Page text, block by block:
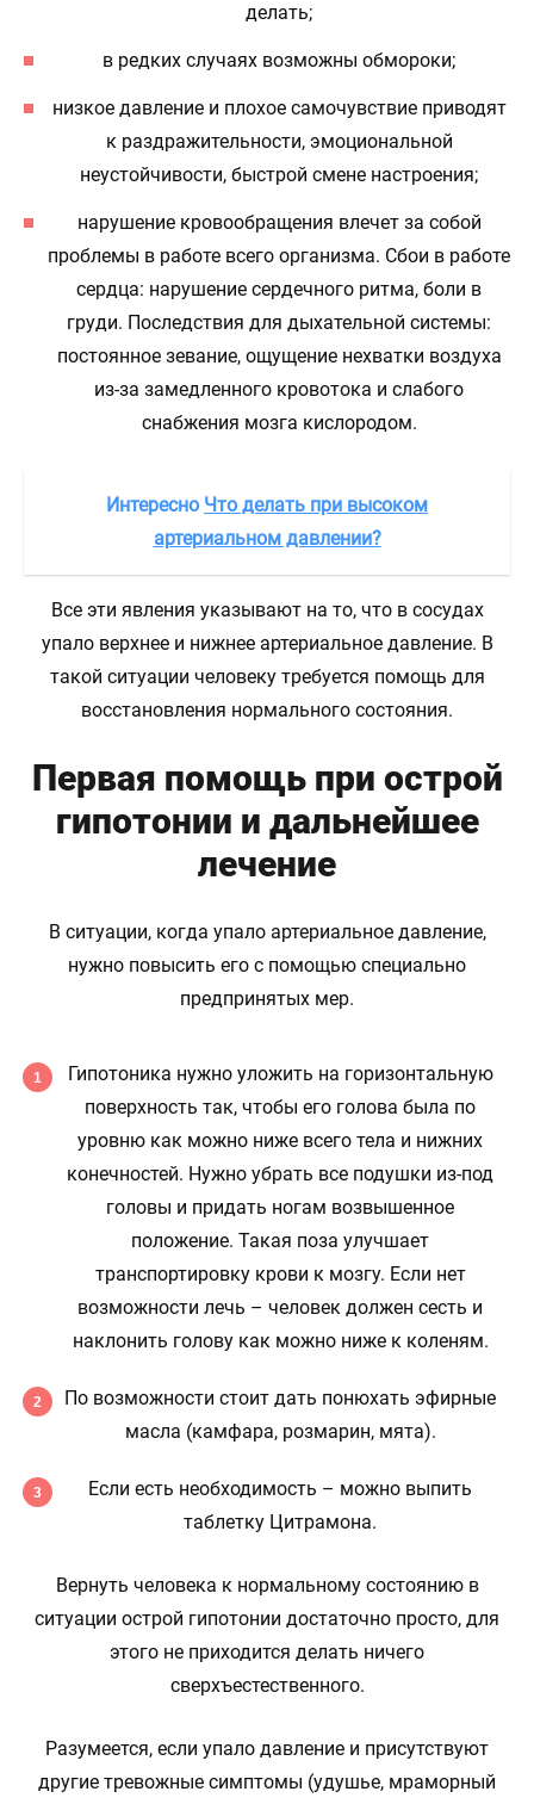
делать;
в редких случаях возможны обмороки;
низкое давление и плохое самочувствие приводят
к раздражительности, эмоциональной
неустойчивости, быстрой смене настроения;
нарушение кровообращения влечет за собой
проблемы в работе всего организма. Сбои в работе
сердца: нарушение сердечного ритма, боли в
груди. Последствия для дыхательной системы:
постоянное зевание, ощущение нехватки воздуха
из-за замедленного кровотока и слабого
снабжения мозга кислородом.
Интересно Что делать при высоком
артериальном давлении?
Все эти явления указывают на то, что в сосудах
упало верхнее и нижнее артериальное давление. В
такой ситуации человеку требуется помощь для
восстановления нормального состояния.
Первая помощь при острой
гипотонии и дальнейшее
лечение
В ситуации, когда упало артериальное давление,
нужно повысить его с помощью специально
предпринятых мер.
Гипотоника нужно уложить на горизонтальную
поверхность так, чтобы его голова была по
уровню как можно ниже всего тела и нижних
конечностей. Нужно убрать все подушки из-под
головы и придать ногам возвышенное
положение. Такая поза улучшает
транспортировку крови к мозгу. Если нет
возможности лечь – человек должен сесть и
наклонить голову как можно ниже к коленям.
По возможности стоит дать понюхать эфирные
масла (камфара, розмарин, мята).
Если есть необходимость – можно выпить
таблетку Цитрамона.
Вернуть человека к нормальному состоянию в
ситуации острой гипотонии достаточно просто, для
этого не приходится делать ничего
сверхъестественного.
Разумеется, если упало давление и присутствуют
другие тревожные симптомы (удушье, мраморный